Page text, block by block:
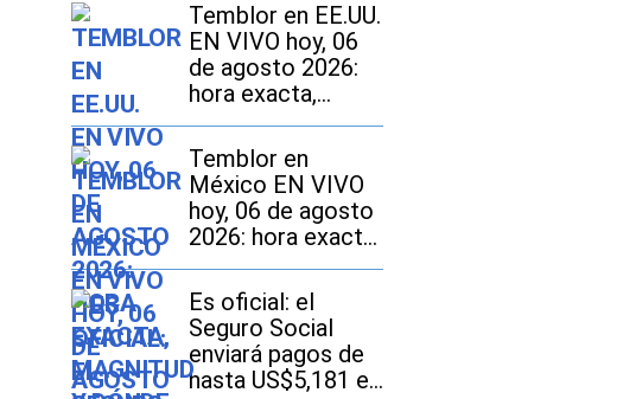
Temblor en EE.UU.
EN VIVO hoy, 06
de agosto 2026:
hora exacta,
magnitud y dónde
fue el epicentro
del último sismo
Temblor en
México EN VIVO
hoy, 06 de agosto
2026: hora exacta,
magnitud y dónde
fue el epicentro
del último sismo
Es oficial: el
Seguro Social
enviará pagos de
hasta US$5,181 el